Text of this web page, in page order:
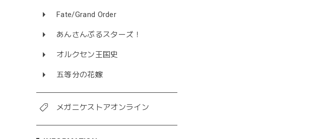
Fate/Grand Order
あんさんぶるスターズ！
オルクセン王国史
五等分の花嫁
メガニケストアオンライン